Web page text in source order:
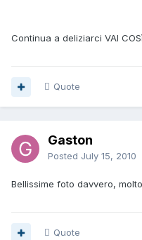
Continua a deliziarci VAI
Quote
Gaston
Posted July 15, 2010
Bellissime foto davvero,
Quote